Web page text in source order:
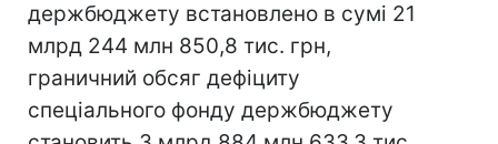
держбюджету встановлено в сумі 21
млрд 244 млн 850,8 тис. грн,
граничний обсяг дефіциту
спеціального фонду держбюджету